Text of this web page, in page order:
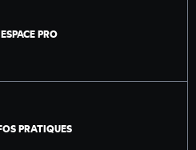
ESPACE PRO
PRATIQUES